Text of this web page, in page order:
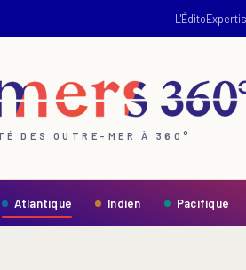
L'Édito
DES OUTRE-MER À 360°
Atlantique Indien Pacifique